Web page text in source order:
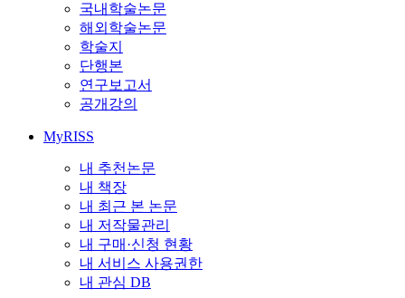
국내학술논문
해외학술논문
학술지
단행본
연구보고서
공개강의
MyRISS
내 추천논문
내 책장
내 최근 본 논문
내 저작물관리
내 구매·신청 현황
내 서비스 사용권한
내 관심 DB